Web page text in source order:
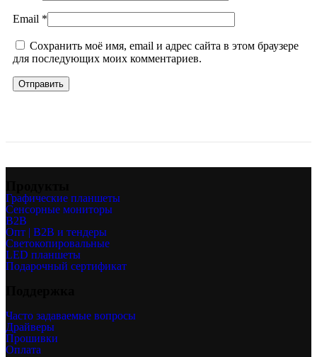
Email *
Сохранить моё имя, email и адрес сайта в этом браузере
для последующих моих комментариев.
Графические планшеты
Сенсорные мониторы
B2B
Опт | B2B и тендеры
Светокопировальные
LED планшеты
Подарочный сертификат
Часто задаваемые вопросы
Драйверы
Прошивки
Оплата